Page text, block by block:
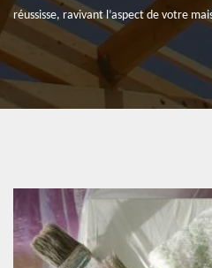
réussisse, ravivant l’aspect de votre